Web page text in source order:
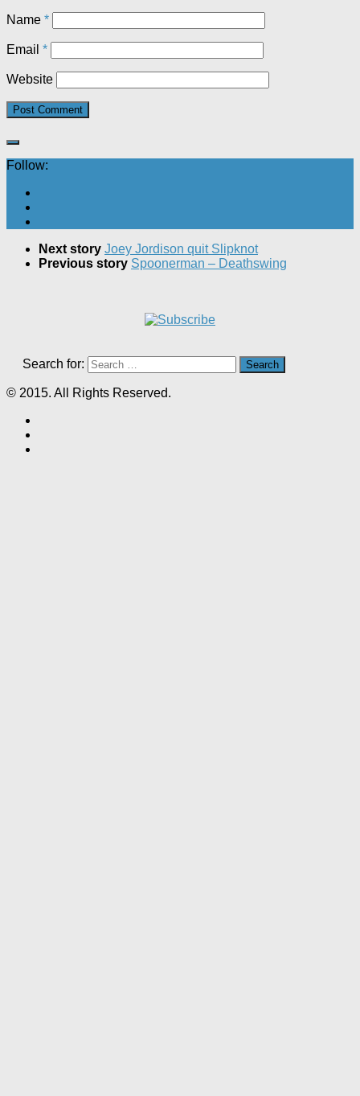
Name *
Email *
Website
Follow:
Next story Joey Jordison quit Slipknot
Previous story Spoonerman – Deathswing
Search for:
© 2015. All Rights Reserved.